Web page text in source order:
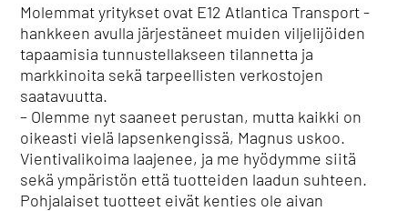
Molemmat yritykset ovat E12 Atlantica Transport -
hankkeen avulla järjestäneet muiden viljelijöiden
tapaamisia tunnustellakseen tilannetta ja
markkinoita sekä tarpeellisten verkostojen
saatavuutta.
– Olemme nyt saaneet perustan, mutta kaikki on
oikeasti vielä lapsenkengissä, Magnus uskoo.
Vientivalikoima laajenee, ja me hyödymme siitä
sekä ympäristön että tuotteiden laadun suhteen.
Pohjalaiset tuotteet eivät kenties ole aivan